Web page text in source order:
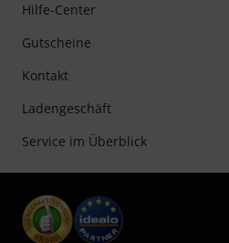
Hilfe-Center
Gutscheine
Kontakt
Ladengeschäft
Service im Überblick